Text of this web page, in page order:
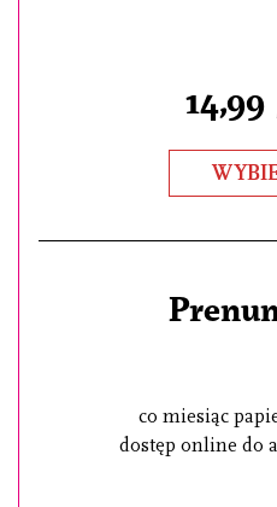
14,99
co miesiąc
dostęp online do